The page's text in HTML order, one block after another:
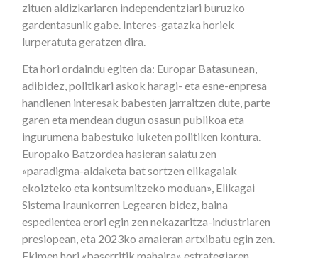
zituen aldizkariaren independentziari buruzko
gardentasunik gabe. Interes-gatazka horiek
lurperatuta geratzen dira.
Eta hori ordaindu egiten da: Europar Batasunean,
adibidez, politikari askok haragi- eta esne-enpresa
handienen interesak babesten jarraitzen dute, parte
garen eta mendean dugun osasun publikoa eta
ingurumena babestuko luketen politiken kontura.
Europako Batzordea hasieran saiatu zen
«paradigma-aldaketa bat sortzen elikagaiak
ekoizteko eta kontsumitzeko moduan», Elikagai
Sistema Iraunkorren Legearen bidez, baina
espedientea erori egin zen nekazaritza-industriaren
presiopean, eta 2023ko amaieran artxibatu egin zen.